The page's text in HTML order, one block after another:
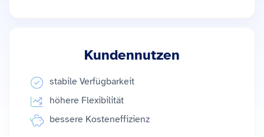
Kundennutzen
stabile Verfügbarkeit
höhere Flexibilität
bessere Kosteneffizienz